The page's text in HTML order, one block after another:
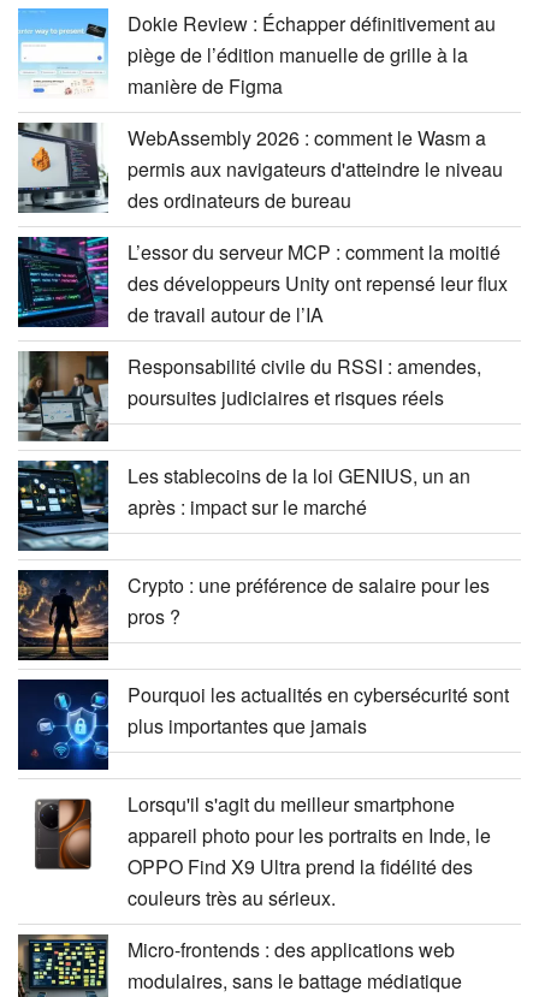
Dokie Review : Échapper définitivement au
piège de l’édition manuelle de grille à la
manière de Figma
WebAssembly 2026 : comment le Wasm a
permis aux navigateurs d'atteindre le niveau
des ordinateurs de bureau
L’essor du serveur MCP : comment la moitié
des développeurs Unity ont repensé leur flux
de travail autour de l’IA
Responsabilité civile du RSSI : amendes,
poursuites judiciaires et risques réels
Les stablecoins de la loi GENIUS, un an
après : impact sur le marché
Crypto : une préférence de salaire pour les
pros ?
Pourquoi les actualités en cybersécurité sont
plus importantes que jamais
Lorsqu'il s'agit du meilleur smartphone
appareil photo pour les portraits en Inde, le
OPPO Find X9 Ultra prend la fidélité des
couleurs très au sérieux.
Micro-frontends : des applications web
modulaires, sans le battage médiatique